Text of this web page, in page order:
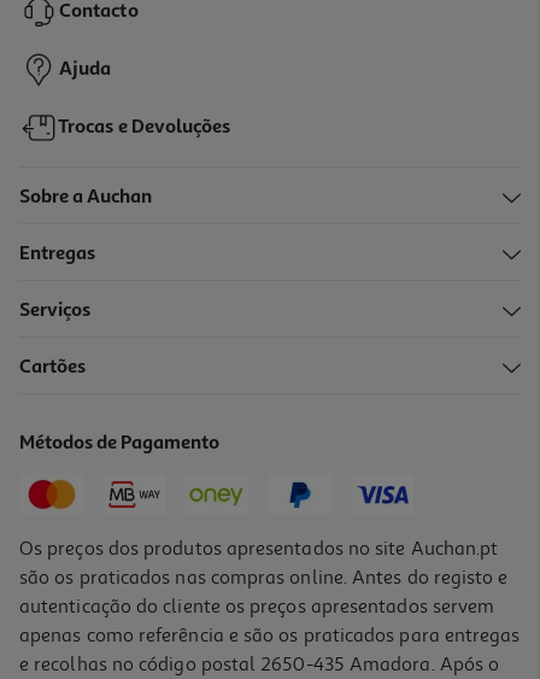
Contacto
Ajuda
Trocas e Devoluções
Sobre a Auchan
Entregas
Serviços
Cartões
Métodos de Pagamento
Os preços dos produtos apresentados no site Auchan.pt
são os praticados nas compras online. Antes do registo e
autenticação do cliente os preços apresentados servem
apenas como referência e são os praticados para entregas
e recolhas no código postal 2650-435 Amadora. Após o